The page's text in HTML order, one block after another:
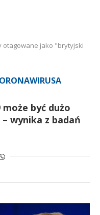
otagowane jako "brytyjski
być dużo
wynika z badań